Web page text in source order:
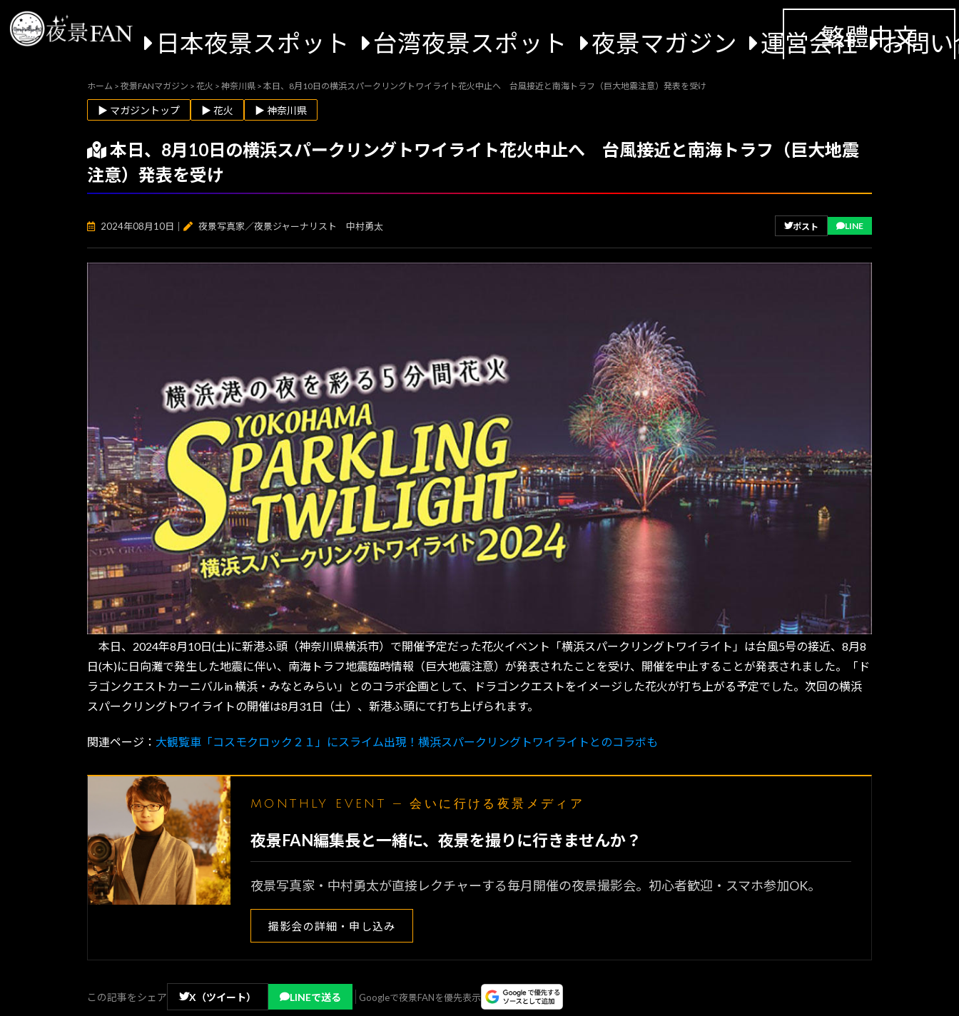
日本夜景スポット 台湾夜景スポット 夜景マガジン 運営会社 お問
繁體中文
ホーム > 夜景FANマガジン > 花火 > 神奈川県 > 本日、8月10日の横浜スパークリングトワイライト花火中止へ 台風接近と南海トラフ（巨大地震注意）発表を受け
▶ マガジントップ ▶ 花火 ▶ 神奈川県
本日、8月10日の横浜スパークリングトワイライト花火中止へ 台風接近と南海トラフ（巨大地震
注意）発表を受け
2024年08月10日 夜景写真家／夜景ジャーナリスト 中村勇太 ポスト LINE
本日、2024年8月10日(土)に新港ふ頭（神奈川県横浜市）で開催予定だった花火イベント「横浜スパークリングトワイライト」は台風5号の接近、8月8
日(木)に日向灘で発生した地震に伴い、南海トラフ地震臨時情報（巨大地震注意）が発表されたことを受け、開催を中止することが発表されました。「ド
ラゴンクエストカーニバルin 横浜・みなとみらい」とのコラボ企画として、ドラゴンクエストをイメージした花火が打ち上がる予定でした。次回の横浜
スパークリングトワイライトの開催は8月31日（土）、新港ふ頭にて打ち上げられます。
関連ページ： 大観覧車「コスモクロック２１」にスライム出現！横浜スパークリングトワイライトとのコラボも
MONTHLY EVENT — 会いに行ける夜景メディア
夜景FAN編集長と一緒に、夜景を撮りに行きませんか？
夜景写真家・中村勇太が直接レクチャーする毎月開催の夜景撮影会。初心者歓迎・スマホ参加OK。
撮影会の詳細・申し込み
この記事をシェア X（ツイート） LINEで送る Googleで夜景FANを優先表示